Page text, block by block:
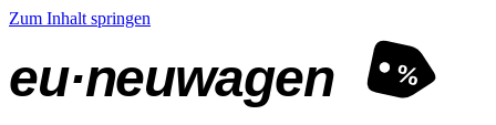
Zum Inhalt springen
eu·neuwagen %